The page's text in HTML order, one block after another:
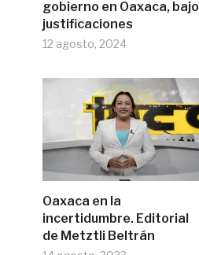
gobierno en Oaxaca, bajo
justificaciones
12 agosto, 2024
Oaxaca en la
incertidumbre. Editorial
de Metztli Beltrán